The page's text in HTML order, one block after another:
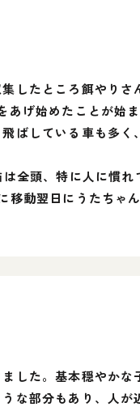
したところ餌やりさ
あげ始めたことが始
ばしている車も多く
全頭、特に人に慣れ
移動翌日にうたちゃ
した。基本穏やかな
な部分もあり、人が